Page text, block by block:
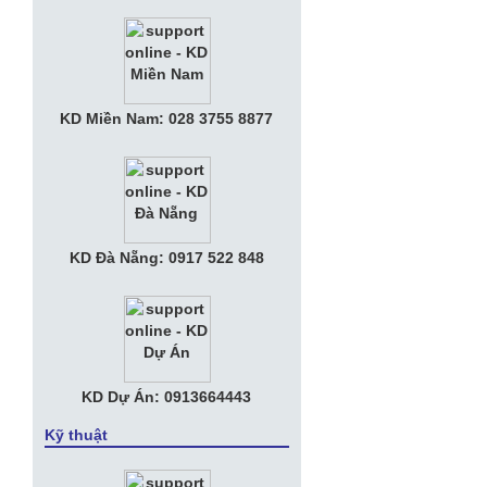
• Thư Mời Họp Mặt "Kỷ Niệm 10 Năm
Thành Lập Tia Sáng Telecom"
• Nữ tướng KiotViet muốn đem phần
mềm bán hàng phủ khắp Việt Nam với
• Tuyển Nhân viên Kế Toán Văn phòng
• Apple muốn chia tay Amazon, tự làm
KD Miền Nam: 028 3755 8877
KD Đà Nẵng: 0917 522 848
KD Dự Án: 0913664443
Kỹ thuật